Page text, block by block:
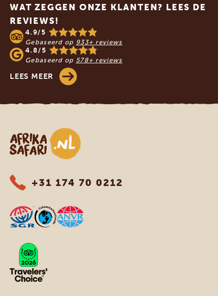
WAT ZEGGEN ONZE KLANTEN? LEES DE
REVIEWS!
4.9/5
Gebaseerd op 933+ reviews
4.8/5
Gebaseerd op 578+ reviews
LEES MEER
Afrika safari
+31 174 70 0212